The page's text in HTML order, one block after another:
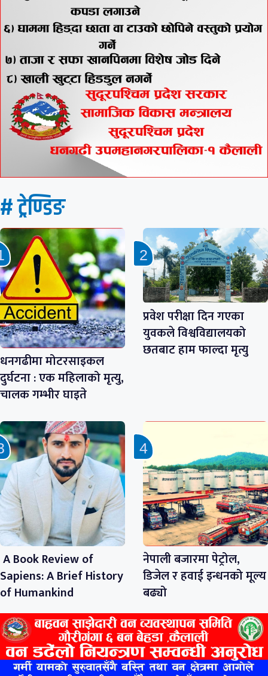
# ट्रेण्डिङ
धनगढीमा मोटरसाइकल
दुर्घटना : एक महिलाको मृत्यु,
चालक गम्भीर घाइते
प्रवेश परीक्षा दिन गएका
युवकले विश्वविद्यालयको
छतबाट हाम फाल्दा मृत्यु
A Book Review of
Sapiens: A Brief History
of Humankind
नेपाली बजारमा पेट्रोल,
डिजेल र हवाई इन्धनको मूल्य
बढ्यो